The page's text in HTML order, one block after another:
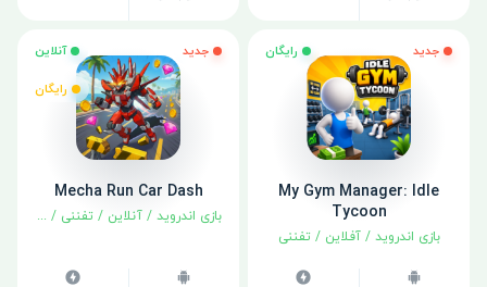
جدید رایگان
My Gym Manager: Idle
Tycoon
بازی اندروید /آفلاین /تفننی
جدید آنلاین
رایگان
Mecha Run Car Dash
بازی اندروید / آنلاین / تفننی / مسابقه